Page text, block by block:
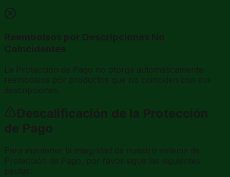
Reembolsos por Descripciones No
Coincidentes
La Protección de Pago no otorga automáticamente
reembolsos por productos que no coinciden con sus
descripciones.
Descalificación de la Protección
de Pago
Para mantener la integridad de nuestro sistema de
Protección de Pago, por favor sigue las siguientes
pautas: